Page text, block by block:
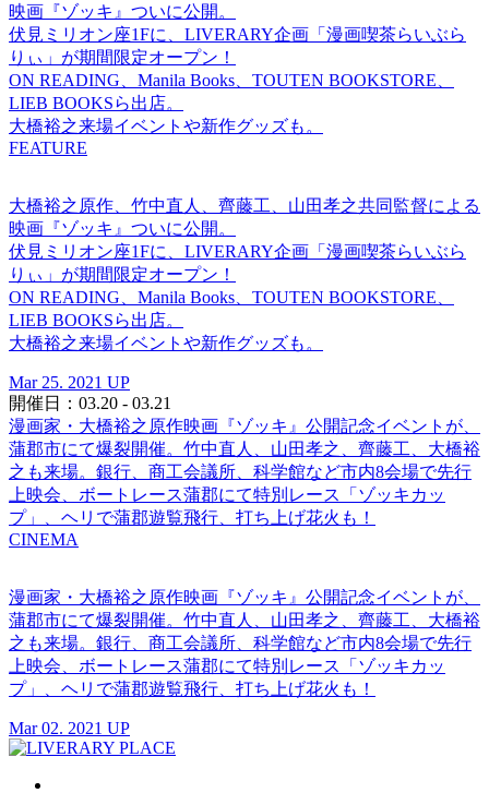
映画『ゾッキ』ついに公開。
伏見ミリオン座1Fに、LIVERARY企画「漫画喫茶らいぶら
りぃ」が期間限定オープン！
ON READING、Manila Books、TOUTEN BOOKSTORE、
LIEB BOOKSら出店。
大橋裕之来場イベントや新作グッズも。
FEATURE
大橋裕之原作、竹中直人、齊藤工、山田孝之共同監督による
映画『ゾッキ』ついに公開。
伏見ミリオン座1Fに、LIVERARY企画「漫画喫茶らいぶら
りぃ」が期間限定オープン！
ON READING、Manila Books、TOUTEN BOOKSTORE、
LIEB BOOKSら出店。
大橋裕之来場イベントや新作グッズも。
Mar 25. 2021 UP
開催日：03.20 - 03.21
漫画家・大橋裕之原作映画『ゾッキ』公開記念イベントが、
蒲郡市にて爆裂開催。竹中直人、山田孝之、齊藤工、大橋裕
之も来場。銀行、商工会議所、科学館など市内8会場で先行
上映会、ボートレース蒲郡にて特別レース「ゾッキカッ
プ」、ヘリで蒲郡遊覧飛行、打ち上げ花火も！
CINEMA
漫画家・大橋裕之原作映画『ゾッキ』公開記念イベントが、
蒲郡市にて爆裂開催。竹中直人、山田孝之、齊藤工、大橋裕
之も来場。銀行、商工会議所、科学館など市内8会場で先行
上映会、ボートレース蒲郡にて特別レース「ゾッキカッ
プ」、ヘリで蒲郡遊覧飛行、打ち上げ花火も！
Mar 02. 2021 UP